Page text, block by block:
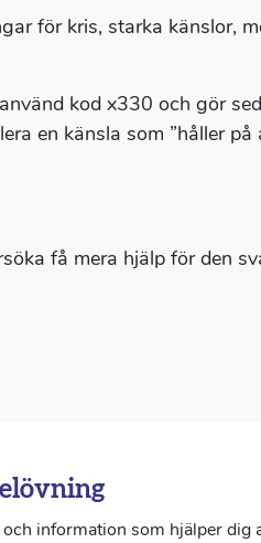
för kris, starka känslor,
kod x330 och gör
en känsla som ”håller på
få mera hjälp för den
information som hjälper dig